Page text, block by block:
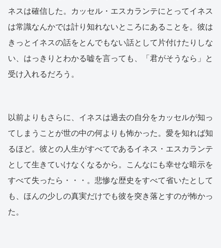
ネスは確信した。カッセル・エスカランテにとってイネス
は常識なんかでは計り知れないところにあることを。彼は
きっとイネスの話をとんでもない話として片付けたりしな
い、はっきりとわかる嘘を言っても、「君がそうなら」と
受け入れるだろう。
以前よりもさらに、イネスは過去の自分をカッセルが知っ
てしまうことが世の中の何よりも怖かった。愛を知れば知
るほど。彼との人生がすべてであるイネス・エスカランテ
として生きていけなくなるから。こんなにも幸せな暗示を
すべて失ったら・・・。悲惨な歴史をすべて省いたとして
も、ほんの少しの真実だけでも彼を突き落とすのが怖かっ
た。